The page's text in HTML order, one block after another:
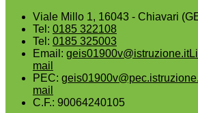
Viale Millo 1, 16043 - Chiavari
Tel: 0185 322108
Tel: 0185 325003
Email: geis01900v@istruzione.it
mail
PEC:
mail
C.F.: 90064240105